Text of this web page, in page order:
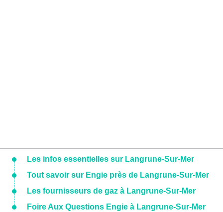
Les infos essentielles sur Langrune-Sur-Mer
Tout savoir sur Engie près de Langrune-Sur-Mer
Les fournisseurs de gaz à Langrune-Sur-Mer
Foire Aux Questions Engie à Langrune-Sur-Mer